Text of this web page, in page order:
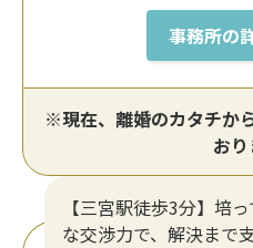
事務所の
※現在、離婚のカタチか
お
【三宮駅徒歩3分】培
な交渉力で、解決まで